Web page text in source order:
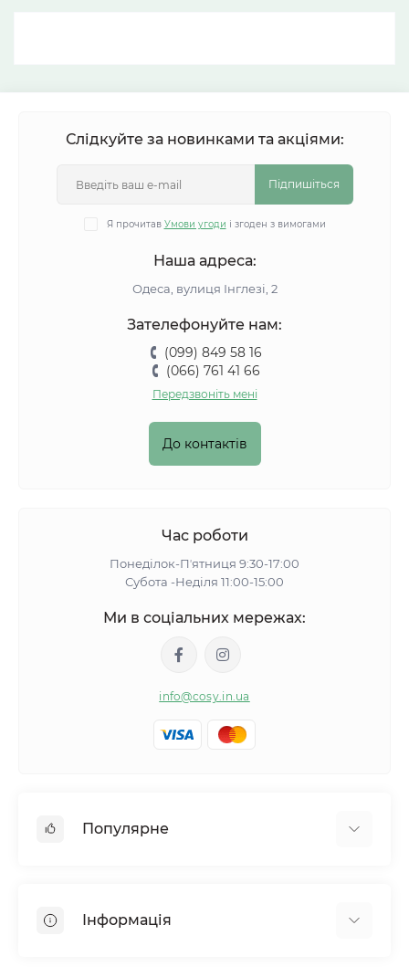
Слідкуйте за новинками та акціями:
Підпишіться
Я прочитав Умови угоди і згоден з вимогами
Наша адреса:
Одеса, вулиця Інглезі, 2
Зателефонуйте нам:
(099) 849 58 16
(066) 761 41 66
Передзвоніть мені
До контактів
Час роботи
Понеділок-Пʼятниця 9:30-17:00
Субота -Неділя 11:00-15:00
Ми в соціальних мережах:
info@cosy.in.ua
Популярне
Капці
Інформація